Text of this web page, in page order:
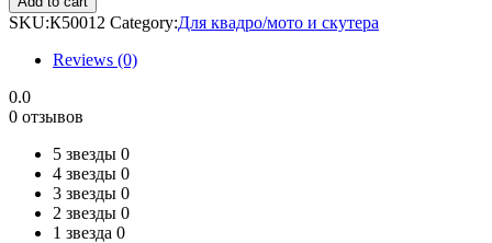
мотоблока
усиленная
5.00х12
Китай
quantity
SKU:К50012 Category:Для квадро/мото и скутера
Reviews (0)
0.0
0 отзывов
5 звезды 0
4 звезды 0
3 звезды 0
2 звезды 0
1 звезда 0